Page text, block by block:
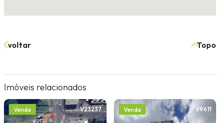
voltar Topo
Imóveis relacionados
Venda V23237 Venda V9611